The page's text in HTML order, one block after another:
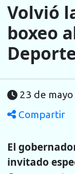
Volvió
boxeo
23 de
Compartir
El
invitado